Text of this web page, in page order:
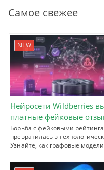
Самое свежее
NEW
Нейросети Wildberries
платные фейковые
Борьба с фейковыми
превратилась в
Узнайте, как графовые